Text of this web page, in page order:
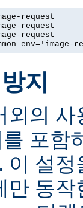
request
request
request
env=!image-
지
외의
포함
이 설
만 동